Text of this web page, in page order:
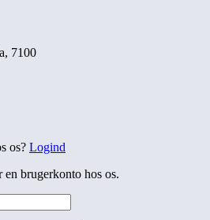
7100
os? Logind
brugerkonto hos os.